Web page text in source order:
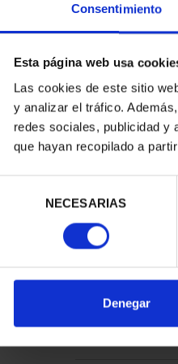
Consentimiento
Esta página web usa
Las cookies de este sitio
y analizar el tráfico.
redes sociales, publicidad y
que hayan recopilado a
consentimiento
NECESARIAS
Denegar
EL
ORDENAR POR: